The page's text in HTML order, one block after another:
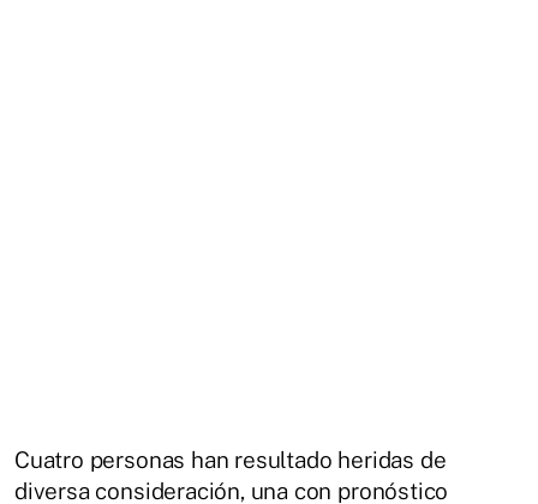
Cuatro personas han resultado heridas de
diversa consideración, una con pronóstico